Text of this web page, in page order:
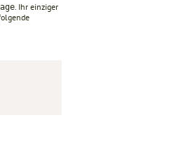
. Ihr einziger